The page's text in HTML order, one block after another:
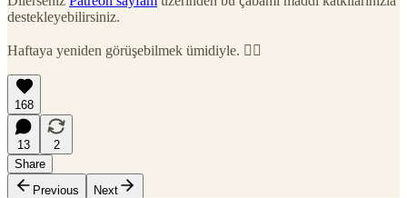
destekleyebilirsiniz.
Haftaya yeniden görüşebilmek ümidiyle. 🙋‍♂️
168
13
2
Share
Previous
Next